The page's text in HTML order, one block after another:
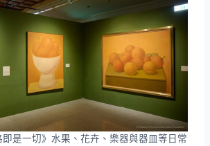
是一切》水果、花卉、樂器與器皿等日常